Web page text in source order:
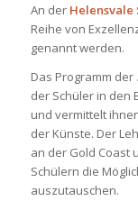
An der Helensvale
Reihe von
genannt werden.
Das Programm der
der Schüler in den
und vermittelt
der Künste. Der
an der Gold Coast
Schülern die
auszutauschen.